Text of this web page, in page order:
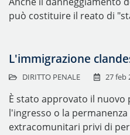
può costituire il reato di
L'immigrazione
DIRITTO PENALE 27 feb
È stato approvato il nuovo
l'ingresso o la
extracomunitari privi di